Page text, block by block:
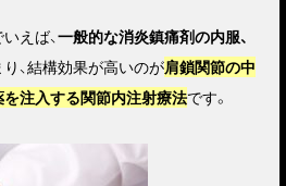
えば、一般的な消炎鎮痛剤の内服、
、結構効果が高いのが肩鎖関節の中
注入する関節内注射療法です。